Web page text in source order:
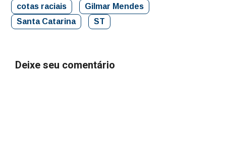
cotas raciais
Gilmar Mendes
Santa Catarina
ST
Deixe seu comentário